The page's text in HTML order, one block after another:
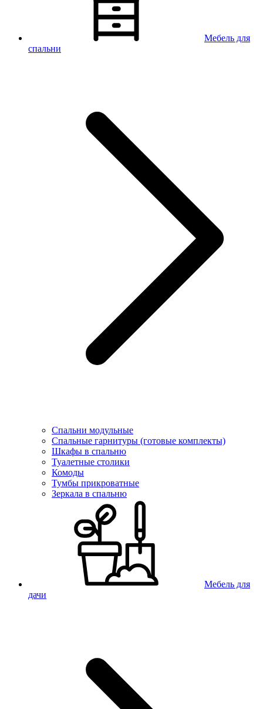
Мебель для
спальни
Спальни модульные
Спальные гарнитуры (готовые комплекты)
Шкафы в спальню
Туалетные столики
Комоды
Тумбы прикроватные
Зеркала в спальню
Мебель для
дачи